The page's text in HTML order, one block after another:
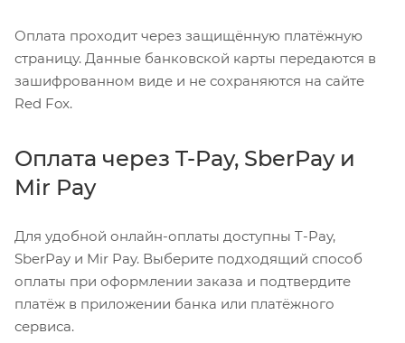
Оплата проходит через защищённую платёжную
страницу. Данные банковской карты передаются в
зашифрованном виде и не сохраняются на сайте
Red Fox.
Оплата через T-Pay, SberPay и
Mir Pay
Для удобной онлайн-оплаты доступны T-Pay,
SberPay и Mir Pay. Выберите подходящий способ
оплаты при оформлении заказа и подтвердите
платёж в приложении банка или платёжного
сервиса.